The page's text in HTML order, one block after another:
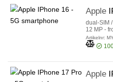
Apple
dual-SIM
12 MP -
Artikelnr:
Apple